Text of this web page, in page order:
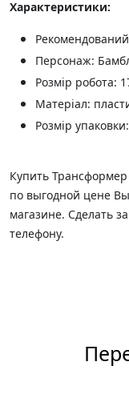
Характеристики:
Рекомендований
Персонаж:
Розмір робота:
Матеріал:
Розмір
Купить
по выгодной цене
магазине. Сделать
телефону.